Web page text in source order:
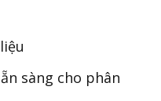
sàng cho phân